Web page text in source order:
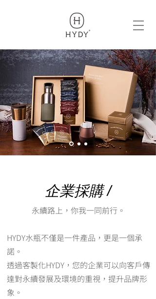
企業採購 /
永續路上，你我一同前行。
HYDY水瓶不僅是一件產品，更是一個承
諾。
透過客製化HYDY，您的企業可以向客戶傳
達對永續發展及環境的重視，提升品牌形
象。